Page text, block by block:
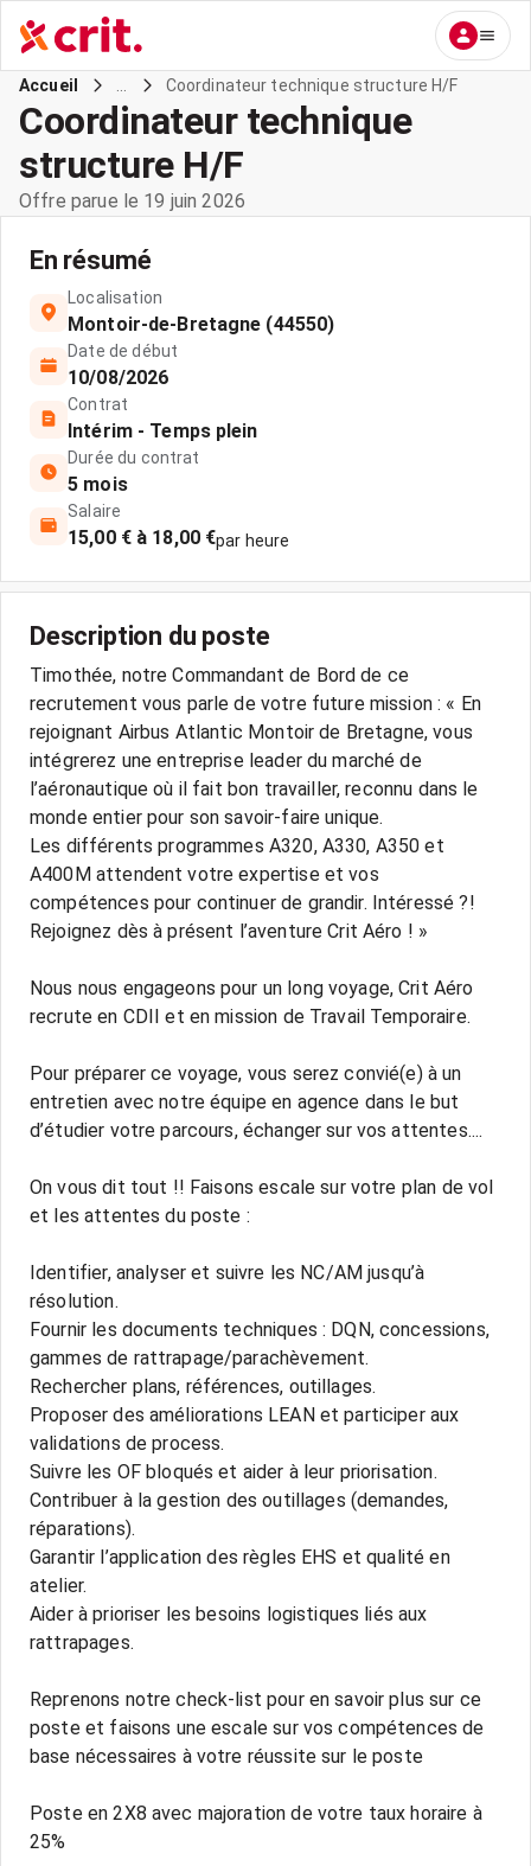
Accueil Coordinateur technique structure H/F
Coordinateur technique
structure H/F
Offre parue le 19 juin 2026
En résumé
Localisation
Montoir-de-Bretagne (44550)
Date de début
10/08/2026
Contrat
Intérim - Temps plein
Durée du contrat
5 mois
Salaire
15,00 € à 18,00 €par heure
Description du poste
Timothée, notre Commandant de Bord de ce
recrutement vous parle de votre future mission : « En
rejoignant Airbus Atlantic Montoir de Bretagne, vous
intégrerez une entreprise leader du marché de
l’aéronautique où il fait bon travailler, reconnu dans le
monde entier pour son savoir-faire unique.
Les différents programmes A320, A330, A350 et
A400M attendent votre expertise et vos
compétences pour continuer de grandir. Intéressé ?!
Rejoignez dès à présent l’aventure Crit Aéro ! »
Nous nous engageons pour un long voyage, Crit Aéro
recrute en CDII et en mission de Travail Temporaire.
Pour préparer ce voyage, vous serez convié(e) à un
entretien avec notre équipe en agence dans le but
d’étudier votre parcours, échanger sur vos attentes....
On vous dit tout !! Faisons escale sur votre plan de vol
et les attentes du poste :
Identifier, analyser et suivre les NC/AM jusqu’à
résolution.
Fournir les documents techniques : DQN, concessions,
gammes de rattrapage/parachèvement.
Rechercher plans, références, outillages.
Proposer des améliorations LEAN et participer aux
validations de process.
Suivre les OF bloqués et aider à leur priorisation.
Contribuer à la gestion des outillages (demandes,
réparations).
Garantir l’application des règles EHS et qualité en
atelier.
Aider à prioriser les besoins logistiques liés aux
rattrapages.
Reprenons notre check-list pour en savoir plus sur ce
poste et faisons une escale sur vos compétences de
base nécessaires à votre réussite sur le poste
Poste en 2X8 avec majoration de votre taux horaire à
25%